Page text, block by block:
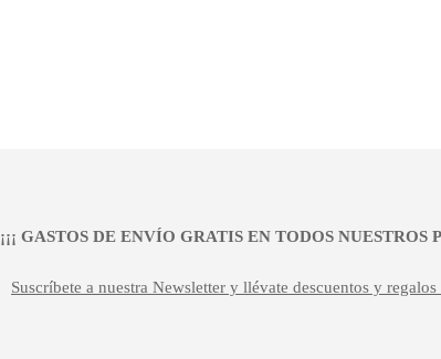
¡¡¡ GASTOS DE ENVÍO GRATIS EN TODOS NUESTROS
Suscríbete a nuestra Newsletter y llévate descuentos y